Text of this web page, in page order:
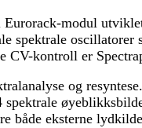
modul
spektrale
CV-kontroll er
og
både eksterne